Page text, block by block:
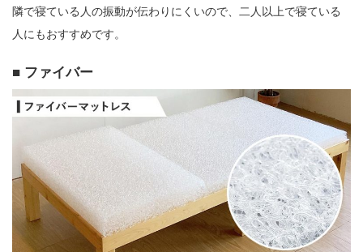
隣で寝ている人の振動が伝わりにくいので、二人以上で寝ている
人にもおすすめです。
ファイバー